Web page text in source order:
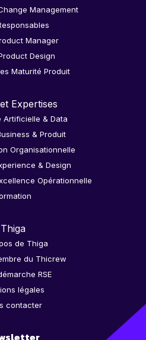
Management
Manager
Design
Maturité Produit
Expertises
Artificielle & Data
& Produit
Organisationnelle
& Design
Opérationnelle
Thiga
de Thiga
du Thicrew
RSE
légales
contacter